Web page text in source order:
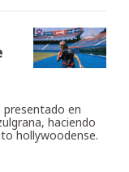
en
haciendo
hollywoodense.